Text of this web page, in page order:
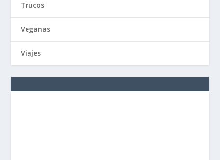
Trucos
Veganas
Viajes